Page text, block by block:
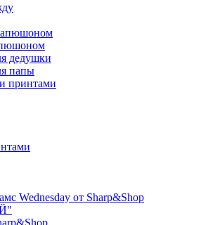
дедушки
папы
принтами
Wednesday от Sharp&Shop